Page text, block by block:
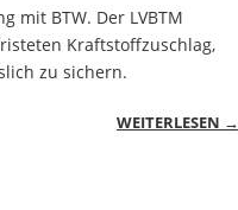
mit BTW. Der LVBTM
Kraftstoffzuschlag,
zu sichern.
WEITERLESEN →